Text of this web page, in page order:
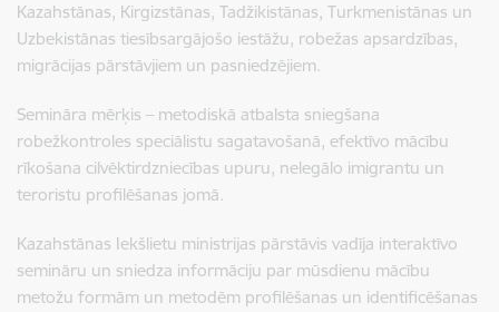
Kazahstānas, Kirgizstānas, Tadžikistānas, Turkmenistānas un
Uzbekistānas tiesībsargājošo iestāžu, robežas apsardzības,
migrācijas pārstāvjiem un pasniedzējiem.
Semināra mērķis – metodiskā atbalsta sniegšana
robežkontroles speciālistu sagatavošanā, efektīvo mācību
rīkošana cilvēktirdzniecības upuru, nelegālo imigrantu un
teroristu profilēšanas jomā.
Kazahstānas Iekšlietu ministrijas pārstāvis vadīja interaktīvo
semināru un sniedza informāciju par mūsdienu mācību
metožu formām un metodēm profilēšanas un identificēšanas